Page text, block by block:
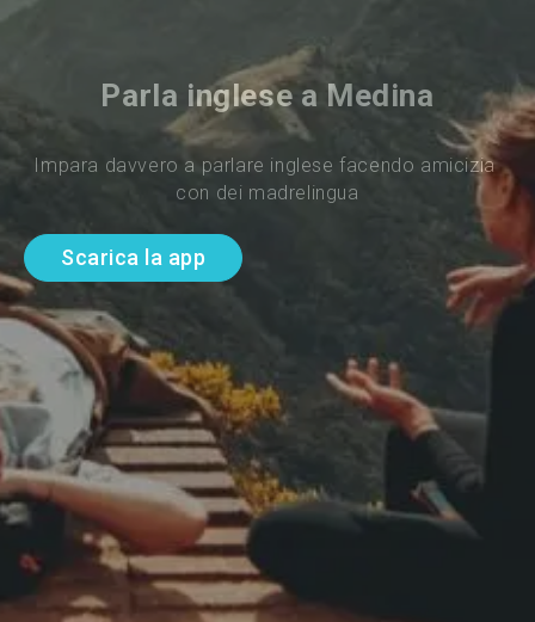
Parla inglese a Medina
Impara davvero a parlare inglese facendo amicizia
con dei madrelingua
Scarica la app